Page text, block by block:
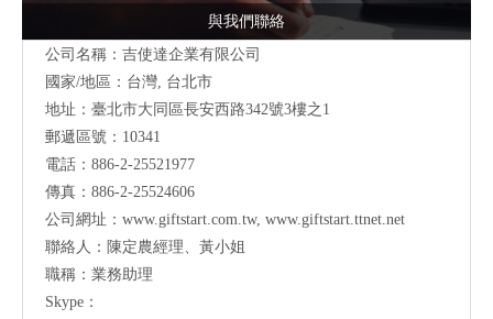
與我們聯絡
公司名稱：吉使達企業有限公司
國家/地區：台灣, 台北市
地址：臺北市大同區長安西路342號3樓之1
郵遞區號：10341
電話：886-2-25521977
傳真：886-2-25524606
公司網址： www.giftstart.com.tw, www.giftstart.ttnet.net
聯絡人：陳定農經理、黃小姐
職稱：業務助理
Skype：